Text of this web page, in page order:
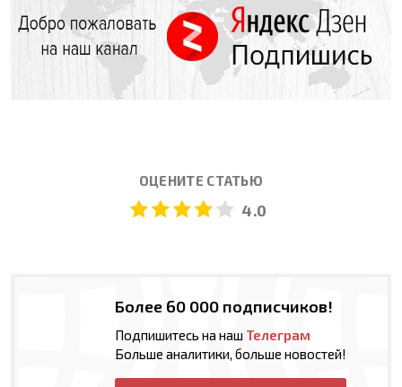
ОЦЕНИТЕ СТАТЬЮ
4.0
Более 60 000 подписчиков!
Подпишитесь на наш Телеграм
Больше аналитики, больше новостей!